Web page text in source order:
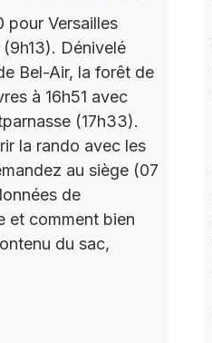
pour Versailles
Dénivelé
Bel-Air, la forêt de
à 16h51 avec
(17h33).
la rando avec les
au siège (07
de
et comment bien
du sac,